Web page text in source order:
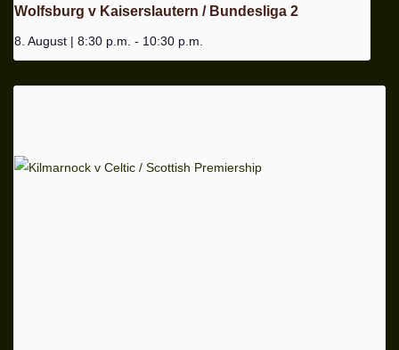
Wolfsburg v Kaiserslautern / Bundesliga 2
8. August | 8:30 p.m. - 10:30 p.m.